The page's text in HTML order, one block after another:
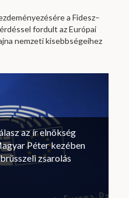
a Fidesz–
fordult az Európai
nemzeti kisebbségeihez
az ír elnökség
Péter kezében
zsarolás